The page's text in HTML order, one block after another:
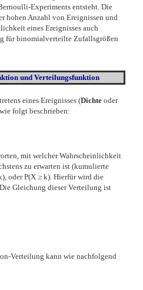
Experiments entsteht. Die
hohen Anzahl von Ereignissen und
eines Ereignisses auch
für binomialverteilte Zufallsgrößen
und Verteilungsfunktion
eines Ereignisses (Dichte oder
folgt beschrieben:
mit welcher Wahrscheinlichkeit
zu erwarten ist (kumulierte
oder P(X ≥ k). Hierfür wird die
Gleichung dieser Verteilung ist
Verteilung kann wie nachfolgend